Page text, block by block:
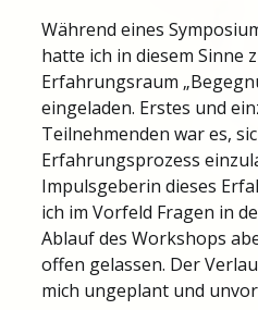
Während eines
hatte ich in diesem Sinne
Erfahrungsraum
eingeladen. Erstes und
Teilnehmenden war es,
Erfahrungsprozess
Impulsgeberin dieses
ich im Vorfeld Fragen in
Ablauf des Workshops
offen gelassen. Der
mich ungeplant und